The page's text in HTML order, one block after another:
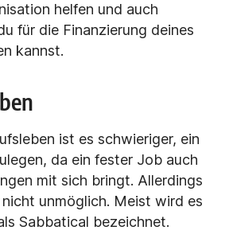
helfen und auch
für die Finanzierung deines
kannst.
ist es schwieriger, ein
da ein fester Job auch
mit sich bringt. Allerdings
nicht unmöglich. Meist wird es
Sabbatical bezeichnet.